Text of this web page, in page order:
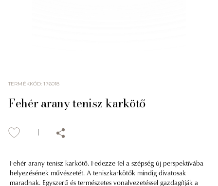
TERMÉKKÓD:176018
Fehér arany tenisz karkötő
Fehér arany tenisz karkötő. Fedezze fel a szépség új perspektívába
helyezésének művészetét. A teniszkarkötők mindig divatosak
maradnak. Egyszerű és természetes vonalvezetéssel gazdagítják a